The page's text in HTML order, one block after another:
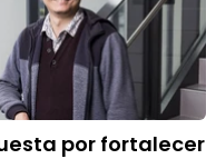
por fortalecer